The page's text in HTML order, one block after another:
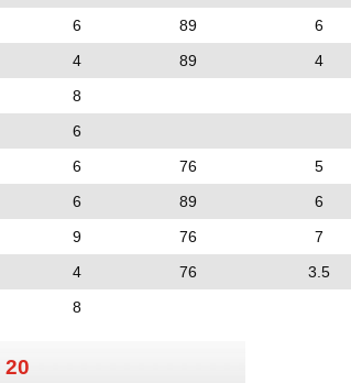
6 89 6
4 89 4
8
6
6 76 5
6 89 6
9 76 7
4 76 3.5
8
20